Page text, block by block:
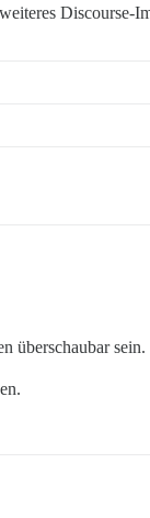
Discourse-
überschaubar sein.